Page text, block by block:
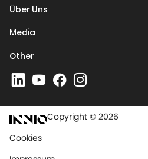
Über Uns
Media
Other
Copyright © 2026
Cookies